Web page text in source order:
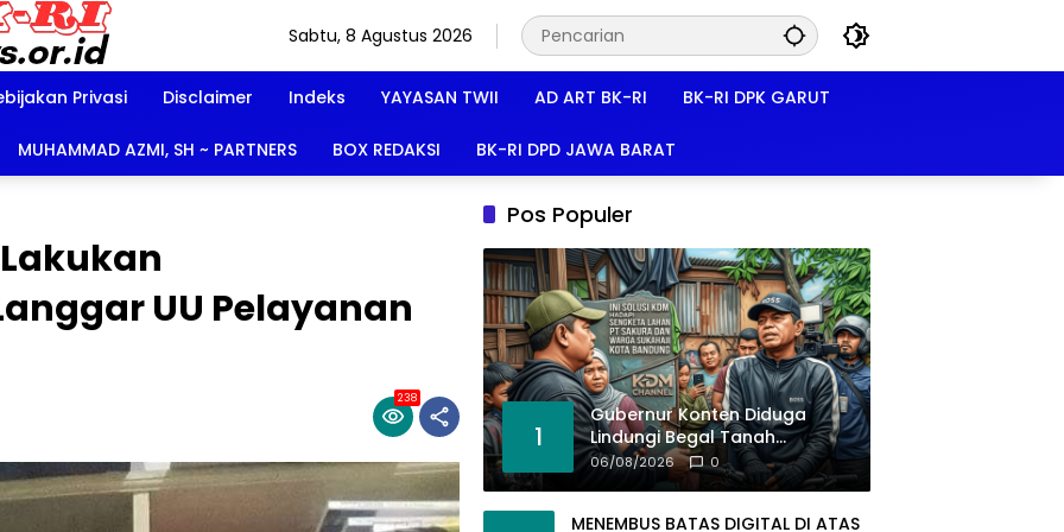
Sabtu, 8 Agustus 2026
Privasi Disclaimer Indeks YAYASAN TWII AD ART BK-RI BK-RI DPK GARUT
MUHAMMAD AZMI, SH ~ PARTNERS BOX REDAKSI BK-RI DPD JAWA BARAT
UU Pelayanan
238
Pos Populer
1
Gubernur Konten Diduga
Lindungi Begal Tanah
Pasirkoja, BK-RI Buka Suara!
06/08/2026 0
MENEMBUS BATAS DIGITAL DI ATAS